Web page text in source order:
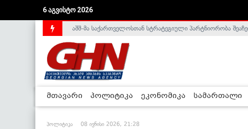
6 აგვისტო 2026
საქართველოს დე-ფაქტო მთავრობა არალეგიტიმურია -
აშშ-მა საქართველოსთან სტრატეგიული პარტნიორობა
მთავარი პოლიტიკა ეკონომიკა სამართალი
პოლიტიკა 08 ივნისი 2026, 21:28